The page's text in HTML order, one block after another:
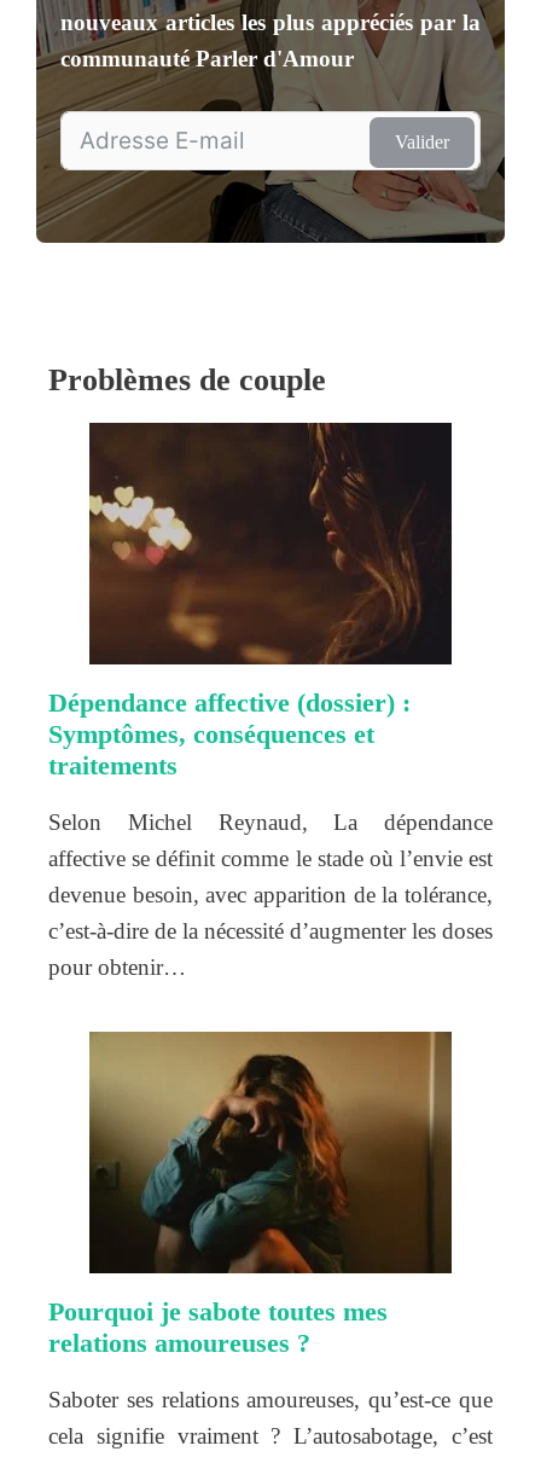
nouveaux articles les plus appréciés par la
communautéParler d'Amour
Valider
Problèmes de couple
Dépendance affective (dossier) :
Symptômes, conséquences et
traitements
Selon Michel Reynaud, La dépendance
affective se définit comme le stade où l’envie est
devenue besoin, avec apparition de la tolérance,
c’est-à-dire de la nécessité d’augmenter les doses
pour obtenir…
Pourquoi je sabote toutes mes
relations amoureuses ?
Saboter ses relations amoureuses, qu’est-ce que
cela signifie vraiment ? L’autosabotage, c’est